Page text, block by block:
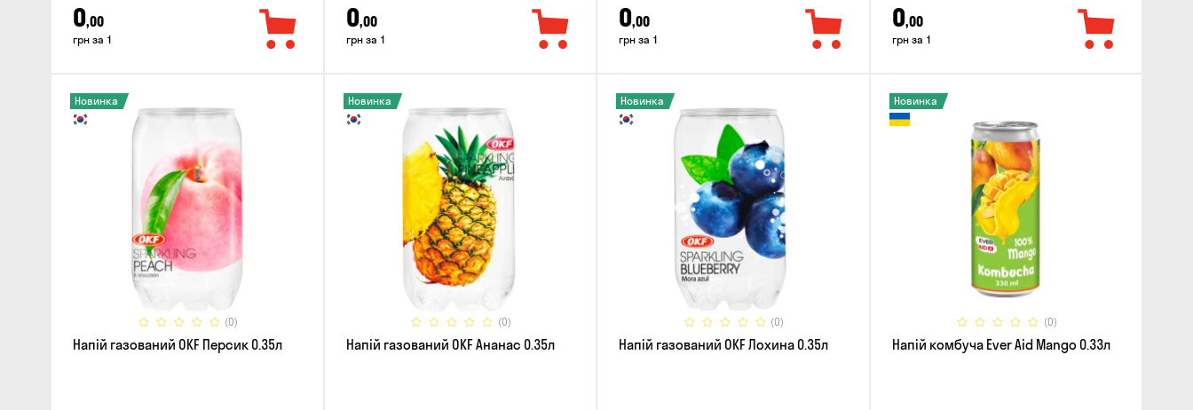
0,00
грн за 1
0,00
грн за 1
0,00
грн за 1
0,00
грн за 1
(0)
Новинка
Напій газований OKF Персик 0.35л
(0)
Новинка
Напій газований OKF Ананас 0.35л
(0)
Новинка
Напій газований OKF Лохина 0.35л
(0)
Новинка
Напій комбуча Ever Aid Mango 0.33л